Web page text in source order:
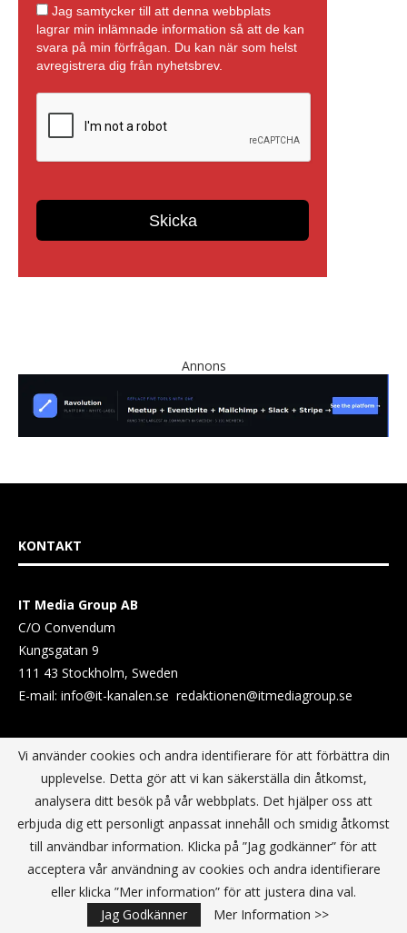
Annons
KONTAKT
IT Media Group AB
C/O Convendum
Kungsgatan 9
111 43 Stockholm, Sweden
E-mail: info@it-kanalen.se redaktionen@itmediagroup.se
TEAM
Ansvarig Utgivare och VD:
Annika Guldroth
E-mail:annika@itmediagroup.se
TERMS & CONDITIONS / VILLKOR
Vi använder cookies och andra identifierare för att förbättra din
upplevelse. Detta gör att vi kan säkerställa din åtkomst,
analysera ditt besök på vår webbplats. Det hjälper oss att
erbjuda dig ett personligt anpassat innehåll och smidig åtkomst
till användbar information. Klicka på ”Jag godkänner” för att
acceptera vår användning av cookies och andra identifierare
eller klicka ”Mer information” för att justera dina val.
Jag Godkänner
Mer Information >>